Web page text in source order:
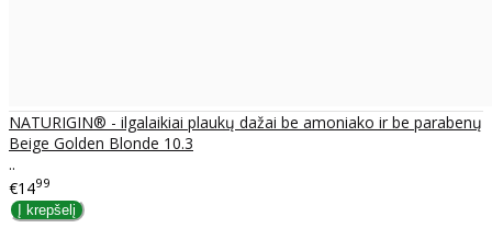
NATURIGIN® - ilgalaikiai plaukų dažai be amoniako ir be parabenų
Beige Golden Blonde 10.3
..
€1499